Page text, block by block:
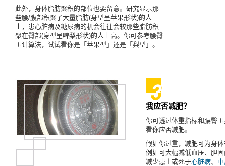
此外，身体脂肪聚积的部位也要留意。研究显示那
些腰/腹部积聚了大量脂肪(身型呈苹果形状)的人
士，患心脏病及糖尿病的机会往往会较那些脂肪积
聚在臀部(身型呈啤梨形状)的人士高。你可参考腰臀
围计算法，试试看你是「苹果型」还是「梨型」。
我应否减肥？
你可透过体重指标和腰臀
看你应否减肥。
假如你过重，减肥可为身
例如可大幅减低血压、胆
减少患上或死于心脏病、